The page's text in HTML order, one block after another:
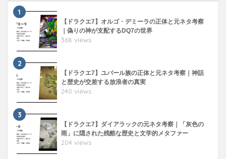
1
【ドラクエ7】オルゴ・デミーラの正体と元ネタ考察
｜偽りの神が支配するDQ7の世界
368 views
2
【ドラクエ7】ユバール族の正体と元ネタ考察｜神話
と歴史が交差する放浪者の真実
240 views
3
【ドラクエ7】ダイアラックの元ネタ考察｜「灰色の
雨」に隠された残酷な歴史と文学的メタファー
204 views